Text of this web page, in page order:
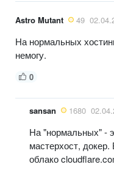
Astro Mutant 49
На нормальных
немогу.
0
sansan 1680
На "нормальных" -
мастерхост,
облако